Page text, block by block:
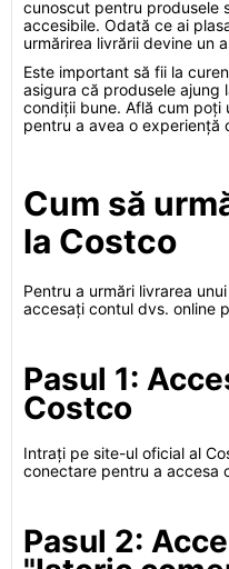
cunoscut pentru produsele
accesibile. Odată ce ai
urmărirea livrării devine un
Este important să fii la
asigura că produsele ajung
condiții bune. Află cum poți
pentru a avea o experiență
Cum să
la Costco
Pentru a urmări livrarea
accesați contul dvs. online
Pasul 1:
Costco
Intrați pe site-ul oficial al
conectare pentru a accesa
Pasul 2: